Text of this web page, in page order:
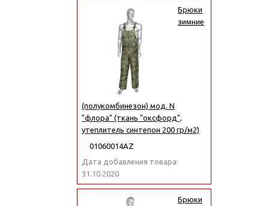
Брюки
зимние
(полукомбинезон) мод. N
"флора" (ткань "оксфорд",
утеплитель синтепон 200 гр/м2)
01060014АZ
Дата добавления товара:
31.10.2020
Брюки